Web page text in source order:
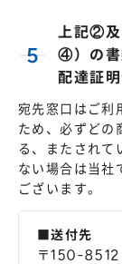
上記②及
④）の書
配達証
宛先窓口はご利
ため、必ずどの
る、またされて
ない場合は当社
ございます。
■送付先
〒150-8512